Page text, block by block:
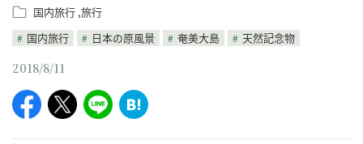
国内旅行 旅行
国内旅行
日本の原風景 奄美大島 天然記念物
2018/8/11